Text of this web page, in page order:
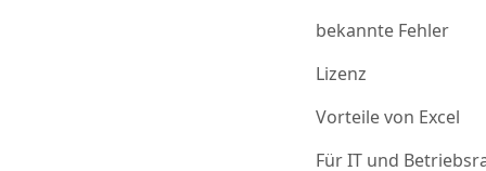
bekannte Fehler
Lizenz
Vorteile von Excel
Für IT und